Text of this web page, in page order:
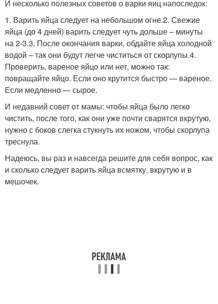
И несколько полезных советов о варки яиц напоследок:
1. Варить яйца следует на небольшом огне.2. Свежие
яйца (до 4 дней) варить следует чуть дольше – минуты
на 2-3.3. После окончания варки, обдайте яйца холодной
водой – так они будут легче чиститься от скорлупы.4.
Проверить, вареное яйцо или нет, можно так:
повращайте яйцо. Если оно крутится быстро — вареное.
Если медленно — сырое.
И недавний совет от мамы: чтобы яйца было легко
чистить, после того, как они уже почти сварятся вкрутую,
нужно с боков слегка стукнуть их ножом, чтобы скорлупа
треснула.
Надеюсь, вы раз и навсегда решите для себя вопрос, как
и сколько следует варить яйца всмятку, вкрутую и в
мешочек.